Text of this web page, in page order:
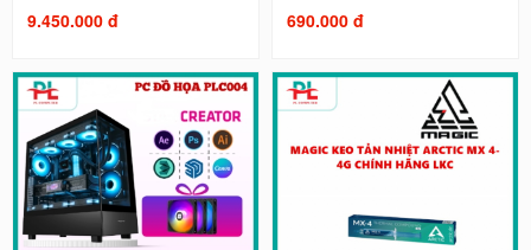
9.450.000 đ 690.000 đ